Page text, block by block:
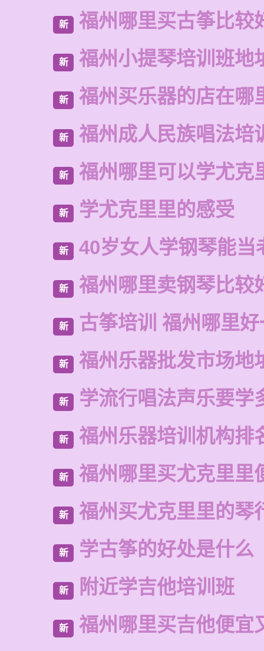
新 福州哪里买古筝比较
新 福州小提琴培训班地
新 福州买乐器的店在哪
新 福州成人民族唱法培
新 福州哪里可以学尤克
新 学尤克里里的感受
新 40岁女人学钢琴能当
新 福州哪里卖钢琴比较
新 古筝培训 福州哪里
新 福州乐器批发市场地
新 学流行唱法声乐要学
新 福州乐器培训机构排
新 福州哪里买尤克里里
新 福州买尤克里里的琴
新 学古筝的好处是什么
新 附近学吉他培训班
新 福州哪里买吉他便宜